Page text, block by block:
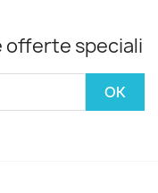
offerte speciali